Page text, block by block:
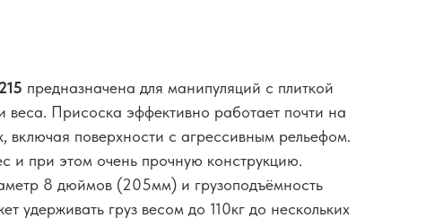
предназначена для манипуляций с плиткой
веса. Присоска эффективно работает почти на
включая поверхности с агрессивным рельефом.
и при этом очень прочную конструкцию.
8 дюймов (205мм) и грузоподъёмность
удерживать груз весом до 110кг до нескольких